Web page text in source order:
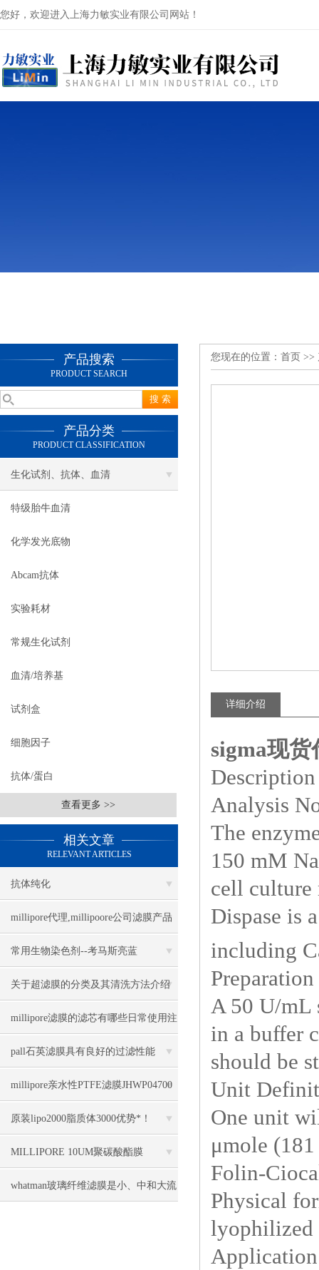
您好，欢迎进入上海力敏实业有限公司网站！
产品搜索
PRODUCT SEARCH
产品分类
PRODUCT CLASSIFICATION
生化试剂、抗体、血清
特级胎牛血清
化学发光底物
Abcam抗体
实验耗材
常规生化试剂
血清/培养基
试剂盒
细胞因子
抗体/蛋白
查看更多 >>
相关文章
RELEVANT ARTICLES
抗体纯化
millipore代理,millipoore公司滤膜产品
目录
常用生物染色剂--考马斯亮蓝
关于超滤膜的分类及其清洗方法介绍
millipore滤膜的滤芯有哪些日常使用注
意事项
pall石英滤膜具有良好的过滤性能
millipore亲水性PTFE滤膜JHWP04700
几大优势
原装lipo2000脂质体3000优势*！
MILLIPORE 10UM聚碳酸酯膜
TCTP04700几大特点
whatman玻璃纤维滤膜是小、中和大流
您现在的位置： 首页 >>
详细介绍
sigma现货
Description
Analysis
The
150 mM
cell culture
Dispase is
including
A 50 U/mL
in a buffer
should be
Unit
One unit
μmole
Folin-
Physical
lyophilized
Application